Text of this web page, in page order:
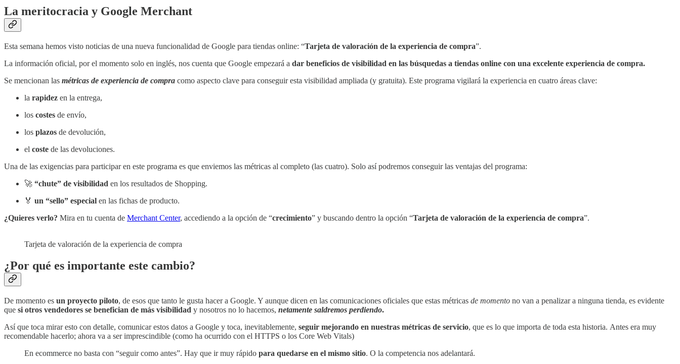
La meritocracia y Google Merchant
Esta semana hemos visto noticias de una nueva funcionalidad de Google para tiendas online: “Tarjeta de valoración de la experiencia de compra”.
La información oficial, por el momento solo en inglés, nos cuenta que Google empezará a dar beneficios de visibilidad en las búsquedas a tiendas online con una excelente experiencia de compra.
Se mencionan las métricas de experiencia de compra como aspecto clave para conseguir esta visibilidad ampliada (y gratuita). Este programa vigilará la experiencia en cuatro áreas clave:
la rapidez en la entrega,
los costes de envío,
los plazos de devolución,
el coste de las devoluciones.
Una de las exigencias para participar en este programa es que enviemos las métricas al completo (las cuatro). Solo así podremos conseguir las ventajas del programa:
🚀 “chute” de visibilidad en los resultados de Shopping.
🏅 un “sello” especial en las fichas de producto.
¿Quieres verlo? Mira en tu cuenta de Merchant Center, accediendo a la opción de “crecimiento” y buscando dentro la opción “Tarjeta de valoración de la experiencia de compra”.
Tarjeta de valoración de la experiencia de compra
¿Por qué es importante este cambio?
De momento es un proyecto piloto, de esos que tanto le gusta hacer a Google. Y aunque dicen en las comunicaciones oficiales que estas métricas de momento no van a penalizar a ninguna tienda, es evidente
que si otros vendedores se benefician de más visibilidad y nosotros no lo hacemos, netamente saldremos perdiendo.
Así que toca mirar esto con detalle, comunicar estos datos a Google y toca, inevitablemente, seguir mejorando en nuestras métricas de servicio, que es lo que importa de toda esta historia. Antes era muy
recomendable hacerlo; ahora va a ser imprescindible (como ha ocurrido con el HTTPS o los Core Web Vitals)
En ecommerce no basta con “seguir como antes”. Hay que ir muy rápido para quedarse en el mismo sitio. O la competencia nos adelantará.